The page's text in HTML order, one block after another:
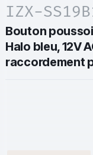
IZX-
Bouton
Halo bleu, 12V
raccordement